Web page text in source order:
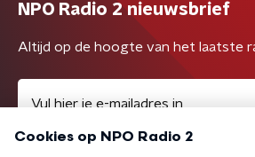
NPO Radio 2 nieuwsbrief
Altijd op de hoogte van het laatste